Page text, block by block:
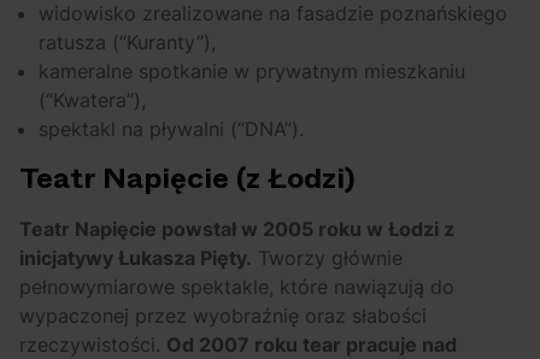
widowisko zrealizowane na fasadzie poznańskiego
ratusza (“Kuranty”),
kameralne spotkanie w prywatnym mieszkaniu
(“Kwatera”),
spektakl na pływalni (“DNA”).
Teatr Napięcie (z Łodzi)
Teatr Napięcie powstał w 2005 roku w Łodzi z
inicjatywy Łukasza Pięty. Tworzy głównie
pełnowymiarowe spektakle, które nawiązują do
wypaczonej przez wyobraźnię oraz słabości
rzeczywistości. Od 2007 roku tear pracuje nad